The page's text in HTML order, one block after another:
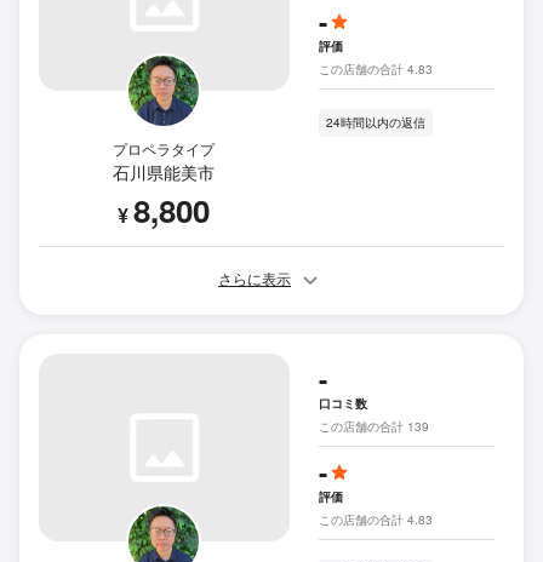
プロペラタイプ
石川県能美市
¥8,800
-
評価
この店舗の合計 4.83
24時間以内の返信
さらに表示
-
口コミ数
この店舗の合計 139
-
評価
この店舗の合計 4.83